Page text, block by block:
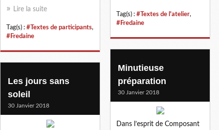
Lire la suite
Tag(s) : #Textes de participants,
#Fredaine
Tag(s) : #Textes de l'atelier,
#Fredaine
Minutieuse
préparation
30 Janvier 2018
Dans l’esprit de Composant
Les jours sans
soleil
30 Janvier 2018